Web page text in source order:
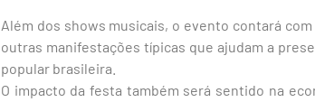
Além dos shows musicais, o evento contará
outras manifestações típicas que ajudam a
popular brasileira.
O impacto da festa também será sentido na